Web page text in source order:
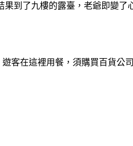
到了九樓的露臺，老爺即變了
客在這裡用餐，須購買百貨公